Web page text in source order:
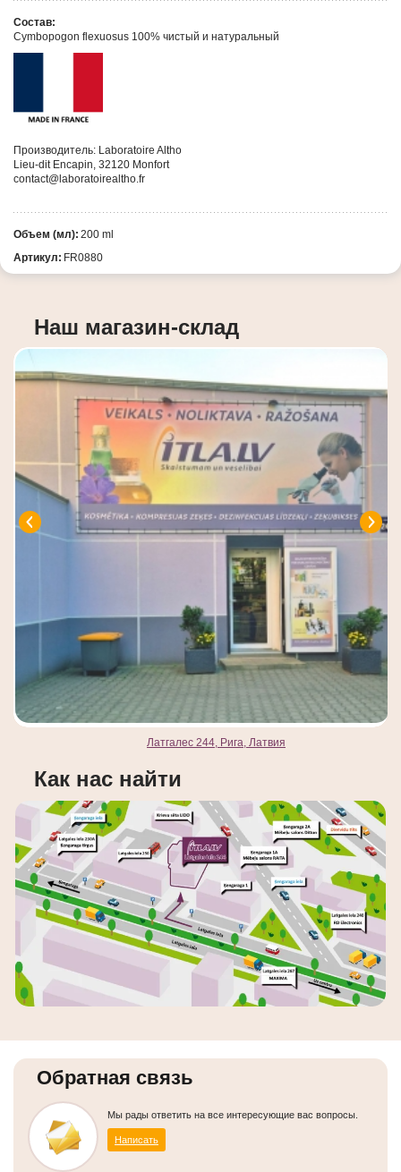
Состав:
Cymbopogon flexuosus 100% чистый и натуральный
Производитель: Laboratoire Altho
Lieu-dit Encapin, 32120 Monfort
contact@laboratoirealtho.fr
Объем (мл): 200 ml
Артикул: FR0880
Наш магазин-склад
Латгалес 244, Рига, Латвия
Как нас найти
Обратная связь
Мы рады ответить на все интересующие вас вопросы.
Написать